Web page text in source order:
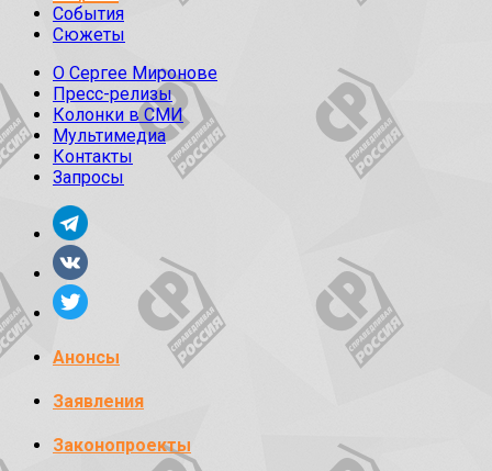
События
Сюжеты
О Сергее Миронове
Пресс-релизы
Колонки в СМИ
Мультимедиа
Контакты
Запросы
Анонсы
Заявления
Законопроекты